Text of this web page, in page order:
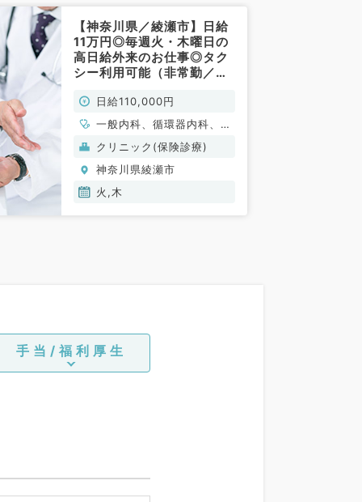
【神奈川県／綾瀬市】日給
11万円◎毎週火・木曜日の
高日給外来のお仕事◎タク
シー利用可能（非常勤／内
日給110,000円
一般内科、循環器内科、消
化器内科、腎臓内科
クリニック(保険診療)
神奈川県綾瀬市
火,木
手当/福利厚生